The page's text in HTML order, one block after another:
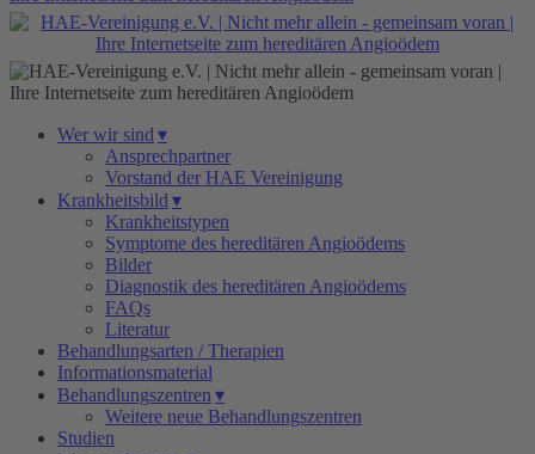
Wer wir sind ▾
Ansprechpartner
Vorstand der HAE Vereinigung
Krankheitsbild ▾
Krankheitstypen
Symptome des hereditären Angioödems
Bilder
Diagnostik des hereditären Angioödems
FAQs
Literatur
Behandlungsarten / Therapien
Informationsmaterial
Behandlungszentren ▾
Weitere neue Behandlungszentren
Studien